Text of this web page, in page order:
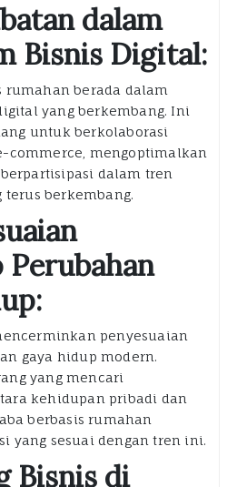
dalam
Bisnis Digital:
rumahan berada dalam
yang berkembang. Ini
untuk berkolaborasi
commerce, mengoptimalkan
dalam tren
berkembang.
Perubahan
penyesuaian
gaya hidup modern.
yang mencari
kehidupan pribadi dan
berbasis rumahan
yang sesuai dengan tren ini.
Bisnis di